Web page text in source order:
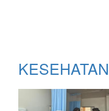
KESEHATAN